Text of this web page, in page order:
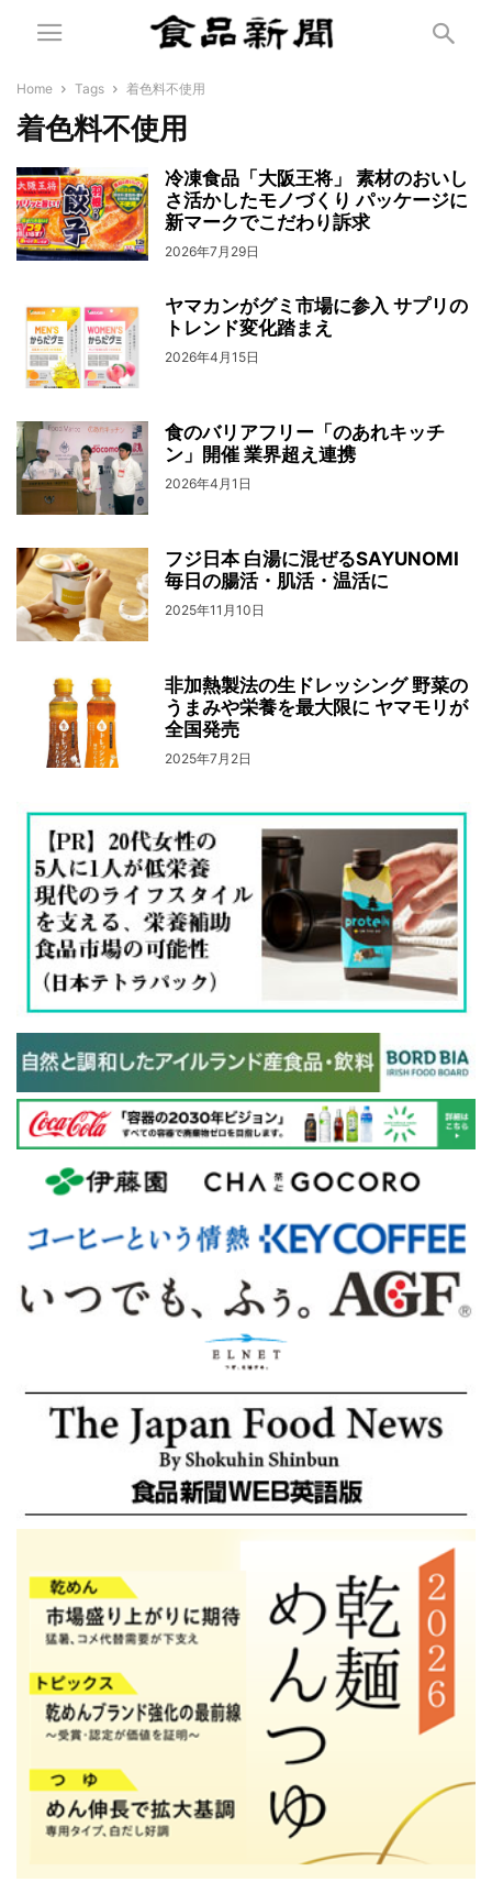
Home Tags 着色料不使用
着色料不使用
冷凍食品「大阪王将」 素材のおいし
さ活かしたモノづくり パッケージに
新マークでこだわり訴求
2026年7月29日
ヤマカンがグミ市場に参入 サプリの
トレンド変化踏まえ
2026年4月15日
食のバリアフリー「のあれキッチ
ン」開催 業界超え連携
2026年4月1日
フジ日本 白湯に混ぜるSAYUNOMI
毎日の腸活・肌活・温活に
2025年11月10日
非加熱製法の生ドレッシング 野菜の
うまみや栄養を最大限に ヤマモリが
全国発売
2025年7月2日